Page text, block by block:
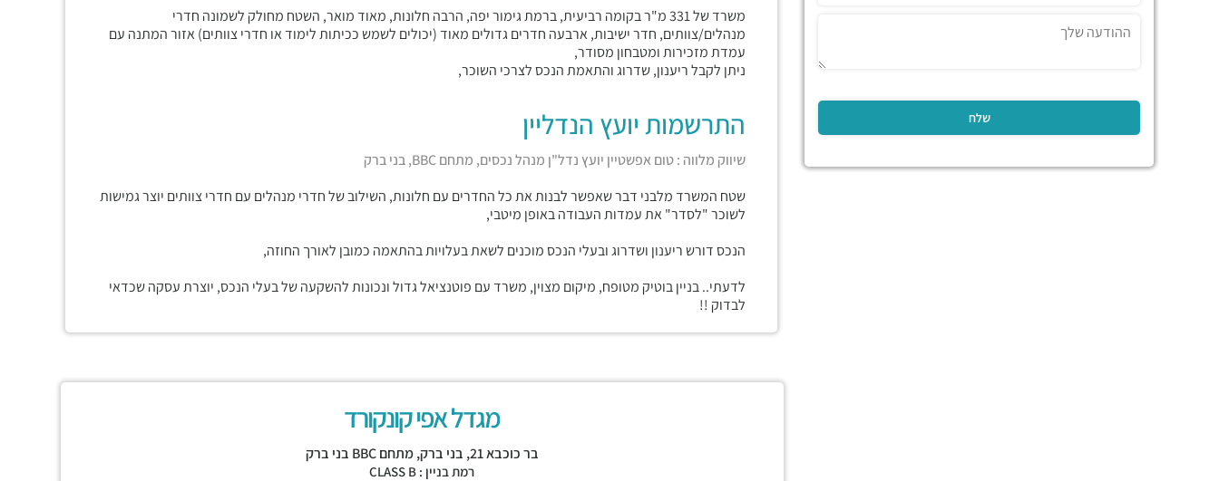
משרד של 331 מ"ר בקומה רביעית, ברמת גימור יפה, הרבה חלונות, מאוד מואר, השטח מחולק לשמונה חדרי
מנהלים/צוותים, חדר ישיבות, ארבעה חדרים גדולים מאוד (יכולים לשמש ככיתות לימוד או חדרי צוותים) אזור המתנה עם
עמדת מזכירות ומטבחון מסודר,
ניתן לקבל ריענון, שדרוג והתאמת הנכס לצרכי השוכר,
התרשמות יועץ הנדליין
שיווק מלווה : טום אפשטיין יועץ נדל"ן מנהל נכסים, מתחם BBC, בני ברק
שטח המשרד מלבני דבר שאפשר לבנות את כל החדרים עם חלונות, השילוב של חדרי מנהלים עם חדרי צוותים יוצר גמישות
לשוכר "לסדר" את עמדות העבודה באופן מיטבי,
הנכס דורש ריענון ושדרוג ובעלי הנכס מוכנים לשאת בעלויות בהתאמה כמובן לאורך החוזה,
לדעתי.. בניין בוטיק מטופח, מיקום מצוין, משרד עם פוטנציאל גדול ונכונות להשקעה של בעלי הנכס, יוצרת עסקה שכדאי
לבדוק !!
מגדל אפי קונקורד
בר כוכבא 21, בני ברק,מתחם BBC בני ברק
רמת בניין : CLASS B